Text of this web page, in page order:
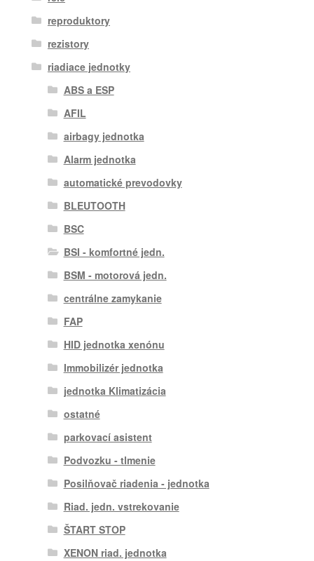
reproduktory
rezistory
riadiace jednotky
ABS a ESP
AFIL
airbagy jednotka
Alarm jednotka
automatické prevodovky
BLEUTOOTH
BSC
BSI - komfortné jedn.
BSM - motorová jedn.
centrálne zamykanie
FAP
HID jednotka xenónu
Immobilizér jednotka
jednotka Klimatizácia
ostatné
parkovací asistent
Podvozku - tlmenie
Posilňovač riadenia - jednotka
Riad. jedn. vstrekovanie
ŠTART STOP
XENON riad. jednotka